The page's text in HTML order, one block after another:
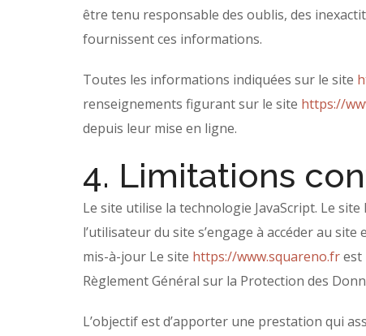
être tenu responsable des oublis, des
fournissent ces informations.
Toutes les informations indiquées sur le site
renseignements figurant sur le site https://
depuis leur mise en ligne.
4. Limitations
Le site utilise la technologie JavaScript. Le
l’utilisateur du site s’engage à accéder au
mis-à-jour Le site https://www.squareno.frest
Règlement Général sur la Protection des
L’objectif est d’apporter une prestation qui